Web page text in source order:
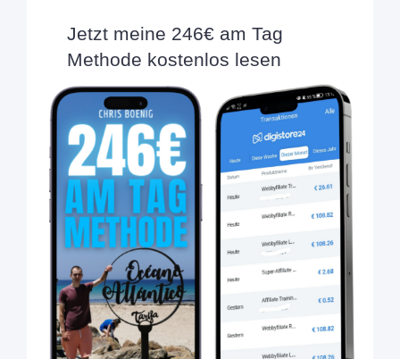
Jetzt meine 246€ am Tag
Methode kostenlos lesen